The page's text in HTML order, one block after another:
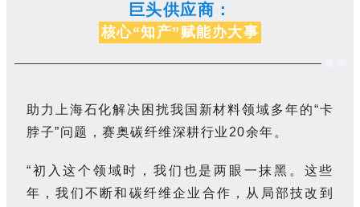
巨头供应商：
核心“知产”赋能办大事
助力上海石化解决困扰我国新材料领域多年的“卡
脖子”问题，赛奥碳纤维深耕行业20余年。
“初入这个领域时，我们也是两眼一抹黑。这些
年，我们不断和碳纤维企业合作，从局部技改到